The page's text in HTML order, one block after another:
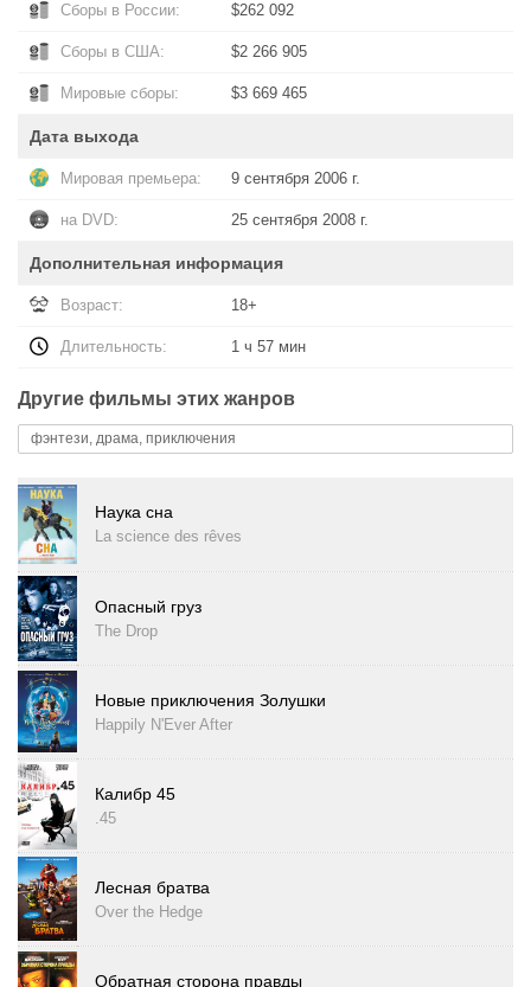
Сборы в России: $262 092
Сборы в США: $2 266 905
Мировые сборы: $3 669 465
Дата выхода
Мировая премьера: 9 сентября 2006 г.
на DVD: 25 сентября 2008 г.
Дополнительная информация
Возраст: 18+
Длительность: 1 ч 57 мин
Другие фильмы этих жанров
фэнтези, драма, приключения
Наука сна
La science des rêves
Опасный груз
The Drop
Новые приключения Золушки
Happily N'Ever After
Калибр 45
.45
Лесная братва
Over the Hedge
Обратная сторона правды